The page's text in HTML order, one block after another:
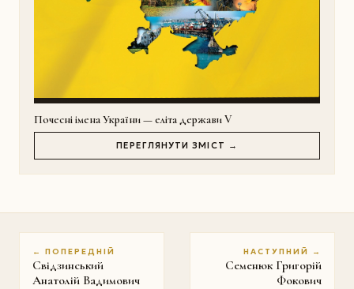
Почесні імена України — еліта держави V
ПЕРЕГЛЯНУТИ ЗМІСТ →
← ПОПЕРЕДНІЙ
Свідзинський
Анатолій Вадимович
НАСТУПНИЙ →
Семенюк Григорій
Фокович